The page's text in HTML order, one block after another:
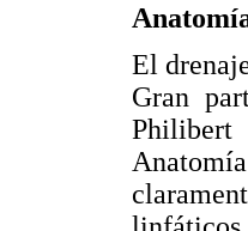
El
Gran
Philibert